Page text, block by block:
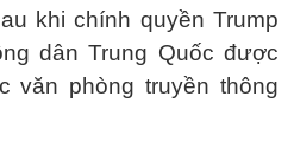
khi chính quyền Trump
dân Trung Quốc được
văn phòng truyền thông